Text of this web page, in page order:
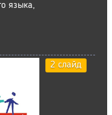
языка,
2 слайд